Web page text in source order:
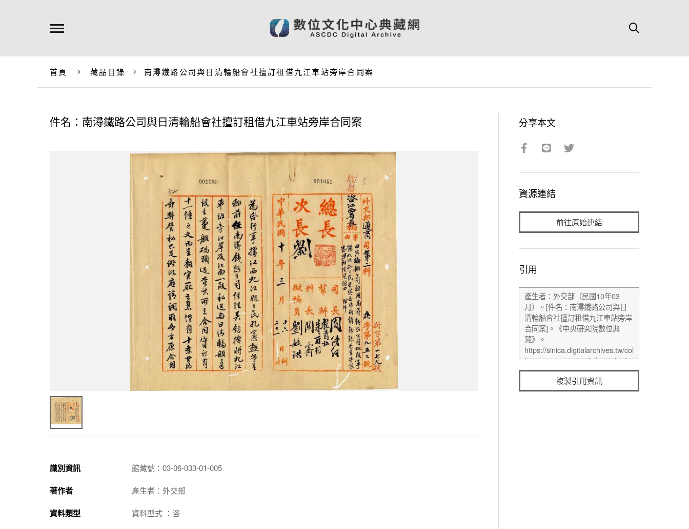
首頁 藏品目錄 南潯鐵路公司與日清輪船會社擅訂租借九江車站旁岸合同案
件名：南潯鐵路公司與日清輪船會社擅訂租借九江車站旁岸合同案
識別資訊 館藏號：03-06-033-01-005
著作者 產生者：外交部
資料類型 資料型式 ：咨
分享本文
資源連結
前往原始連結
引用
複製引用資訊